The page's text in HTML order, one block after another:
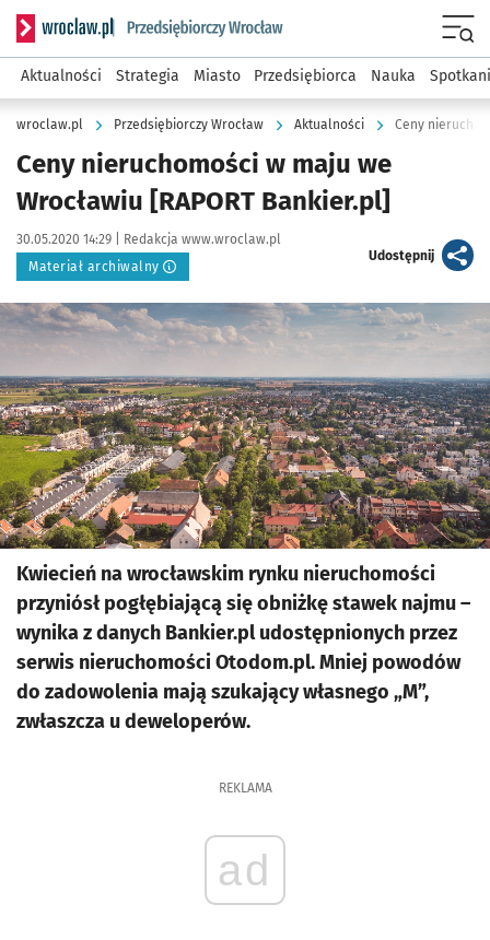
Serwis informacyjny wroclaw.pl podserwis: Strategia
Aktualności Strategia Miasto Przedsiębiorca Nauka
wroclaw.pl Przedsiębiorczy Wrocław Aktualności Ceny
Ceny nieruchomości w maju we
Wrocławiu [RAPORT Bankier.pl]
Data publikacji:
30.05.2020 14:29 | Autor:
Redakcja www.wroclaw.pl
Materiał archiwalny
Udostępnijartykuł
Kliknij, aby powiększyć
Kwiecień na wrocławskim rynku nieruchomości
przyniósł pogłębiającą się obniżkę stawek najmu –
wynika z danych Bankier.pl udostępnionych przez
serwis nieruchomości Otodom.pl. Mniej powodów
do zadowolenia mają szukający własnego „M”,
zwłaszcza u deweloperów.
REKLAMA
ad